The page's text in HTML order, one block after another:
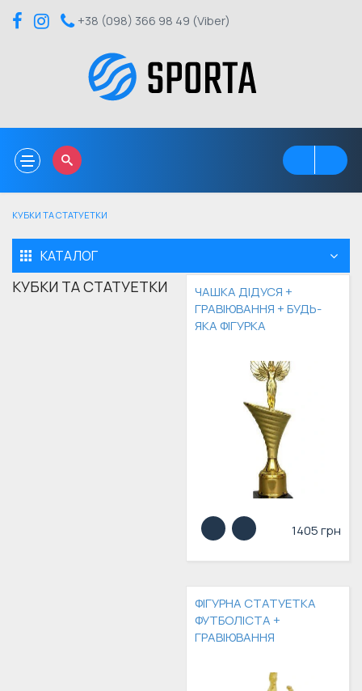
+38 (098) 366 98 49 (Viber)
Toggle
navigation
КУБКИ ТА СТАТУЕТКИ
КАТАЛОГ
КУБКИ ТА СТАТУЕТКИ
ЧАШКА ДІДУСЯ +
ГРАВІЮВАННЯ + БУДЬ-
ЯКА ФІГУРКА
1405 грн
ФІГУРНА СТАТУЕТКА
ФУТБОЛІСТА +
ГРАВІЮВАННЯ